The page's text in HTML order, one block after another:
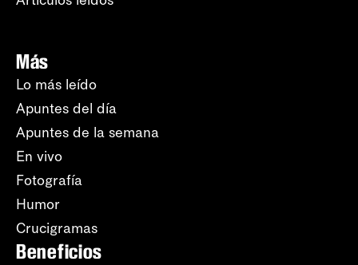
Más
Lo más leído
Apuntes del día
Apuntes de la semana
En vivo
Fotografía
Humor
Crucigramas
Beneficios